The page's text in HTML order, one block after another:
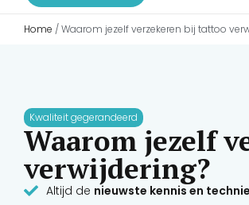
Home / Waarom jezelf verzekeren bij tattoo
Kwaliteit gegerandeerd
Waarom jezelf
verwijdering?
Altijd de nieuwste kennis en